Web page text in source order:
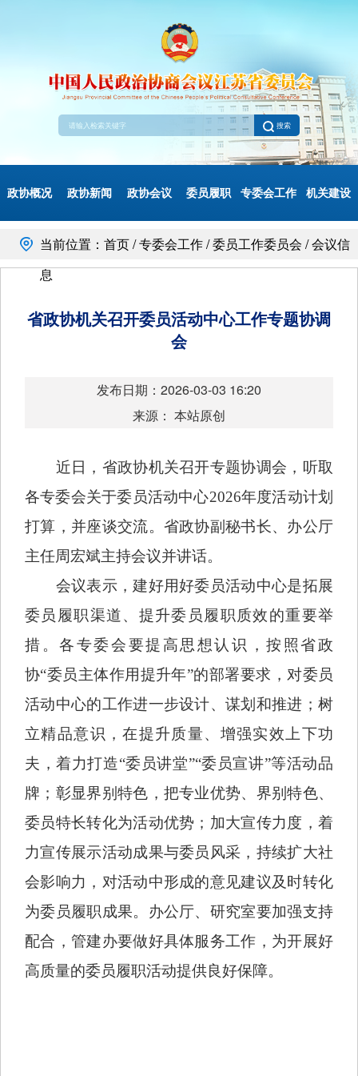
搜索
政协概况 政协新闻 政协会议 委员履职 专委会工作 机关建设
当前位置：首页 / 专委会工作 / 委员工作委员会 / 会议信
息
省政协机关召开委员活动中心工作专题协调
会
发布日期：2026-03-03 16:20
来源： 本站原创
近日，省政协机关召开专题协调会，听取
各专委会关于委员活动中心2026年度活动计划
打算，并座谈交流。省政协副秘书长、办公厅
主任周宏斌主持会议并讲话。
会议表示，建好用好委员活动中心是拓展
委员履职渠道、提升委员履职质效的重要举
措。各专委会要提高思想认识，按照省政
协“委员主体作用提升年”的部署要求，对委员
活动中心的工作进一步设计、谋划和推进；树
立精品意识，在提升质量、增强实效上下功
夫，着力打造“委员讲堂”“委员宣讲”等活动品
牌；彰显界别特色，把专业优势、界别特色、
委员特长转化为活动优势；加大宣传力度，着
力宣传展示活动成果与委员风采，持续扩大社
会影响力，对活动中形成的意见建议及时转化
为委员履职成果。办公厅、研究室要加强支持
配合，管建办要做好具体服务工作，为开展好
高质量的委员履职活动提供良好保障。